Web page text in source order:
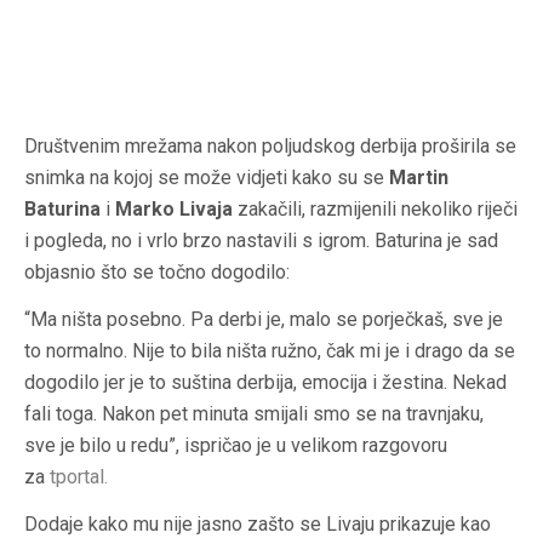
Društvenim mrežama nakon poljudskog derbija proširila se
snimka na kojoj se može vidjeti kako su se Martin
Baturina i Marko Livaja zakačili, razmijenili nekoliko riječi
i pogleda, no i vrlo brzo nastavili s igrom. Baturina je sad
objasnio što se točno dogodilo:
“Ma ništa posebno. Pa derbi je, malo se porječkaš, sve je
to normalno. Nije to bila ništa ružno, čak mi je i drago da se
dogodilo jer je to suština derbija, emocija i žestina. Nekad
fali toga. Nakon pet minuta smijali smo se na travnjaku,
sve je bilo u redu”, ispričao je u velikom razgovoru
za tportal .
Dodaje kako mu nije jasno zašto se Livaju prikazuje kao